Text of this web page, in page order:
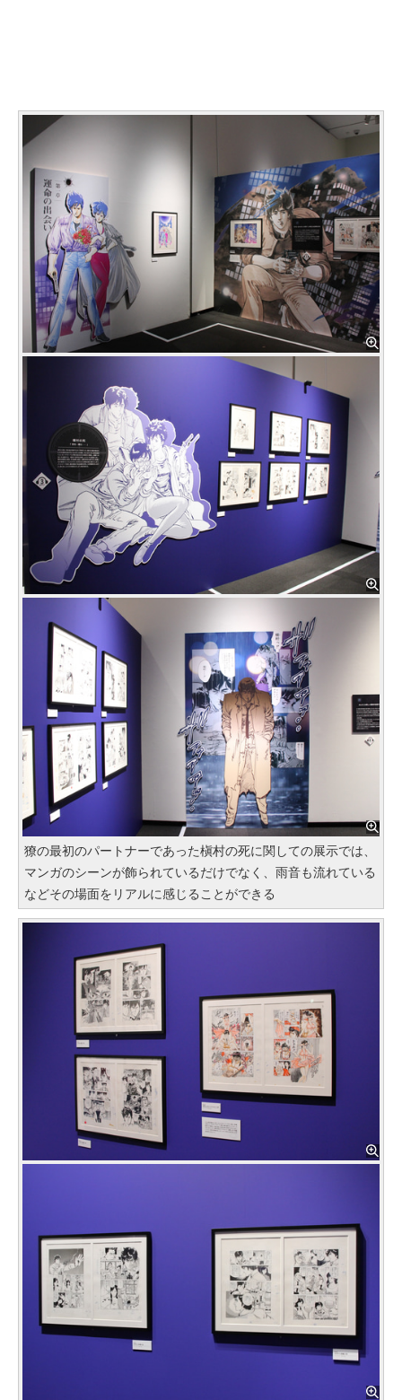
獠の最初のパートナーであった槇村の死に関しての展示では、
マンガのシーンが飾られているだけでなく、雨音も流れている
などその場面をリアルに感じることができる